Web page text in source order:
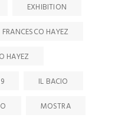
EXHIBITION
FRANCESCO HAYEZ
HAYEZ
IL BACIO
MOSTRA